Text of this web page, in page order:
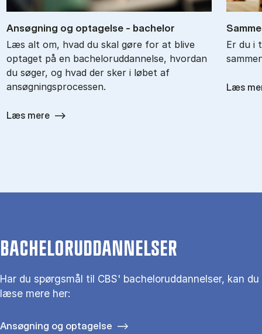
An­søg­ning og op­ta­gel­se - ba­chel­or
Læs alt om, hvad du skal gøre for at blive
optaget på en bacheloruddannelse, hvordan
du søger, og hvad der sker i løbet af
ansøgningsprocessen.
Læs mere
Er du i
Læs
BACHELORUDDANNELSER
Har du spørgsmål til CBS' bacheloruddannelser, kan du
læse mere her:
Ansøgning og optagelse